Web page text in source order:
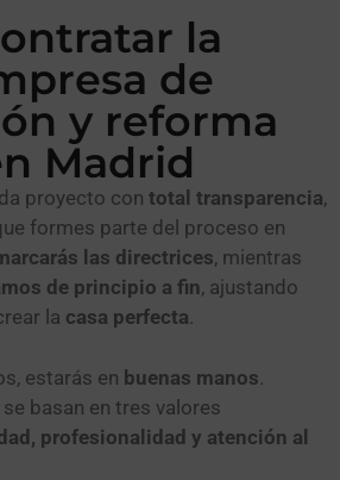
la
de
y reforma
Madrid
proyecto con total transparencia,
formes parte del proceso en
las directrices, mientras
de principio a fin, ajustando
la casa perfecta.
estarás en buenas manos.
basan en tres valores
profesionalidad y atención al